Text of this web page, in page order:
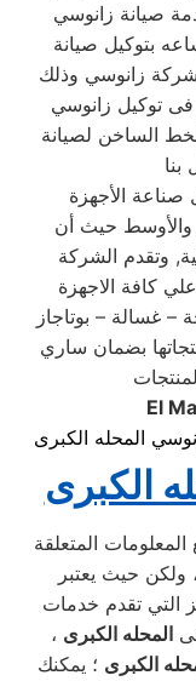
صيانة زانوسي
بتوكيل صيانة
زانوسي وذلك
فى توكيل زانوسي
الساخن لصيانة
الأجهزة
حيث أن
وتقدم الشركة
كافة الاجهزة
غسالة – بوتاجاز
بضمان ساري
El
المحله الكبرى
الكبرى
المعلومات المتعلقة
، ولكن حيث يعتبر
التي تقدم خدمات
المحله الكبرى ،
الكبرى ؛ يمكنك